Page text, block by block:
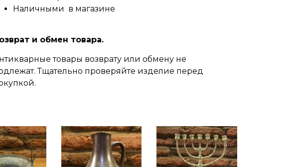
Наличными в магазине
и обмен товара.
товары возврату или обмену не
Тщательно проверяйте изделие перед